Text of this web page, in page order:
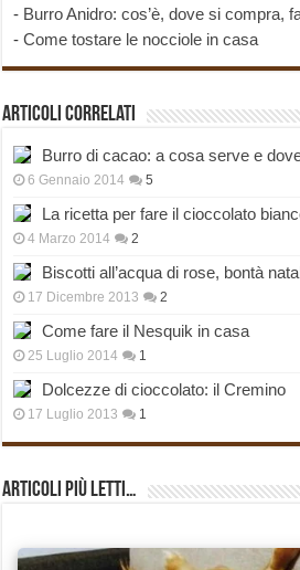
- Burro Anidro: cos’è, dove si compra,
-Come tostare le nocciole in casa
Articoli correlati
Burro di cacao: a cosa serve e
6 Gennaio 2014 5
La ricetta per fare il cioccolato
4 Marzo 2014 2
Biscotti all’acqua di rose, bontà
17 Dicembre 2013 2
Come fare il Nesquik in casa
25 Luglio 2014 1
Dolcezze di cioccolato: il Cremino
17 Luglio 2013 1
Articoli più Letti…